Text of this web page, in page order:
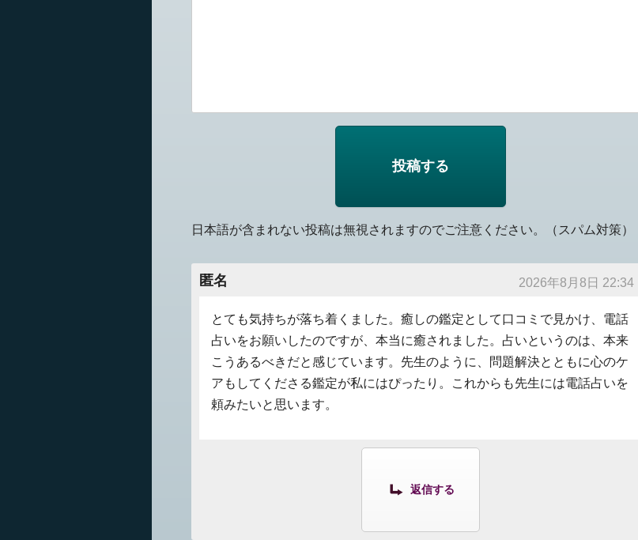
日本語が含まれない投稿は無視されますのでご注意ください。（スパム対策）
匿名 2026年8月8日 22:34
とても気持ちが落ち着くました。癒しの鑑定として口コミで見かけ、電話
占いをお願いしたのですが、本当に癒されました。占いというのは、本来
こうあるべきだと感じています。先生のように、問題解決とともに心のケ
アもしてくださる鑑定が私にはぴったり。これからも先生には電話占いを
頼みたいと思います。
返信する